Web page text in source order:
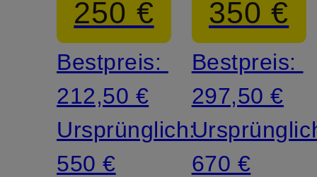
250 €
Bestpreis:
212,50 €
Ursprünglich:
550 €
ELYSE
350 €
Bestpreis:
297,50 €
670 €